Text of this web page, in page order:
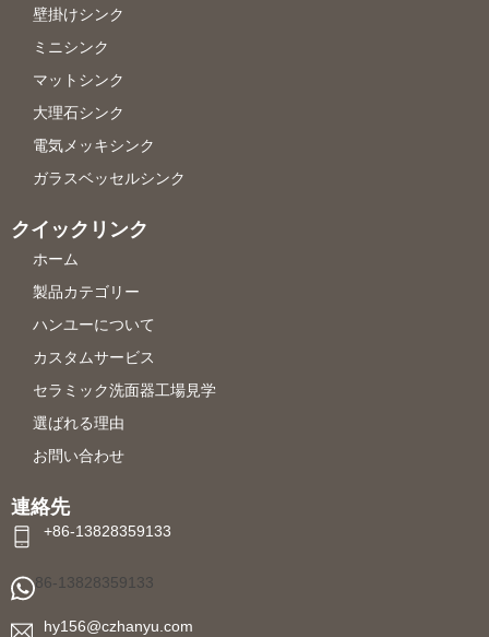
壁掛けシンク
ミニシンク
マットシンク
大理石シンク
電気メッキシンク
ガラスベッセルシンク
クイックリンク
ホーム
製品カテゴリー
ハンユーについて
カスタムサービス
セラミック洗面器工場見学
選ばれる理由
お問い合わせ
連絡先
+86-13828359133
86-13828359133
hy156@czhanyu.com